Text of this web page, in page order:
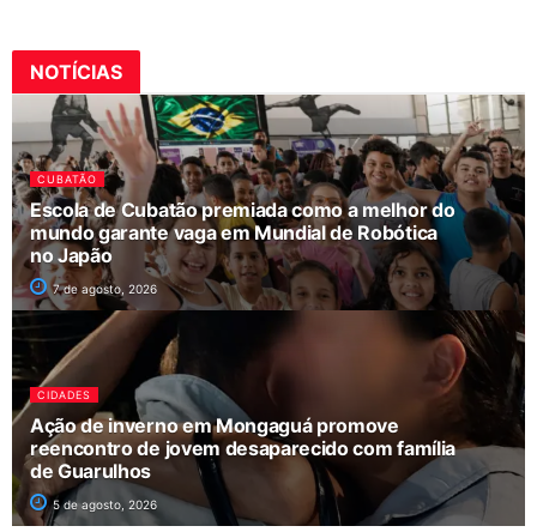
NOTÍCIAS
CUBATÃO
Escola de Cubatão premiada como a melhor do
mundo garante vaga em Mundial de Robótica
no Japão
7 de agosto, 2026
CIDADES
Ação de inverno em Mongaguá promove
reencontro de jovem desaparecido com família
de Guarulhos
5 de agosto, 2026